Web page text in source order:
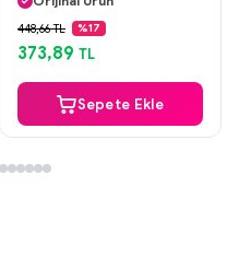
Güvenli Ödeme
Aynı Gün Kargo
448,66 TL %17
373,89 TL
Sepete Ekle